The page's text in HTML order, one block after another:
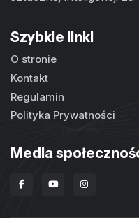
Szybkie linki
O stronie
Kontakt
Regulamin
Polityka Prywatności
Media